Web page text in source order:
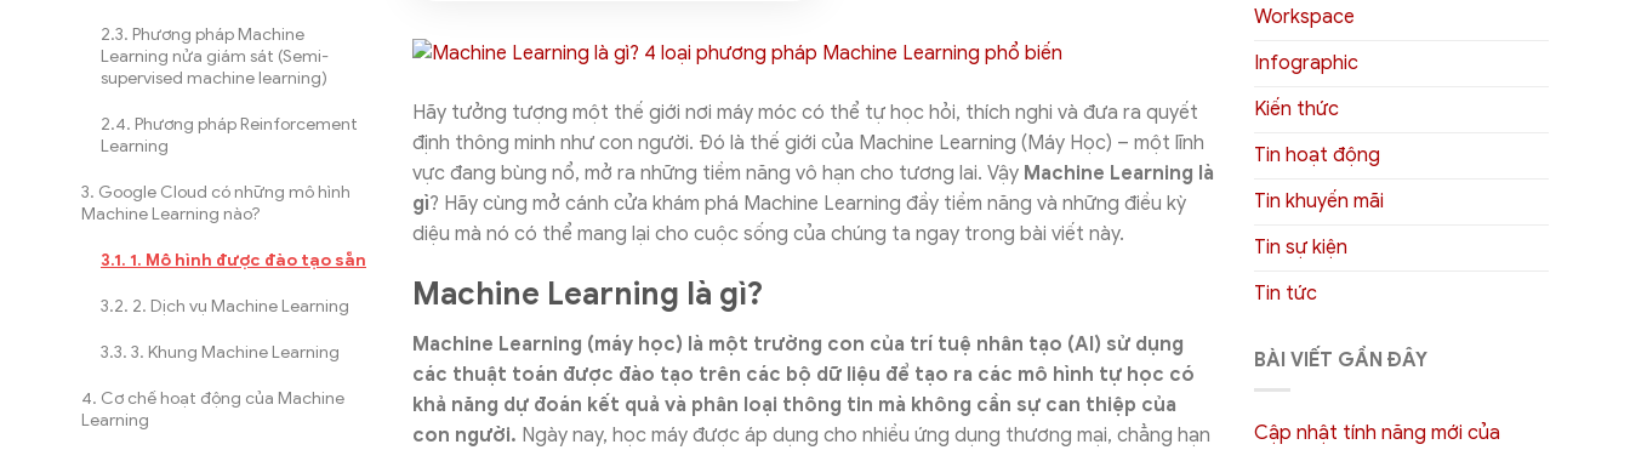
Phương pháp Machine
Learning nửa giám sát (Semi-
supervised machine learning)
Phương pháp Reinforcement
Learning
Google Cloud có những mô hình
Machine Learning nào?
1. Mô hình được đào tạo sẵn
2. Dịch vụ Machine Learning
3. Khung Machine Learning
Cơ chế hoạt động của Machine
Learning
Hãy tưởng tượng một thế giới nơi máy móc có thể tự học hỏi, thích nghi và đưa ra quyết
định thông minh như con người. Đó là thế giới của Machine Learning (Máy Học) – một lĩnh
vực đang bùng nổ, mở ra những tiềm năng vô hạn cho tương lai. Vậy Machine Learning là
gì? Hãy cùng mở cánh cửa khám phá Machine Learning đầy tiềm năng và những điều kỳ
diệu mà nó có thể mang lại cho cuộc sống của chúng ta ngay trong bài viết này.
Machine Learning là gì?
Machine Learning (máy học) là một trường con của trí tuệ nhân tạo (AI) sử dụng
các thuật toán được đào tạo trên các bộ dữ liệu để tạo ra các mô hình tự học có
khả năng dự đoán kết quả và phân loại thông tin mà không cần sự can thiệp của
con người. Ngày nay, học máy được áp dụng cho nhiều ứng dụng thương mại, chẳng hạn
Workspace
Infographic
Kiến thức
Tin hoạt động
Tin khuyến mãi
Tin sự kiện
Tin tức
BÀI VIẾT GẦN ĐÂY
Cập nhật tính năng mới của